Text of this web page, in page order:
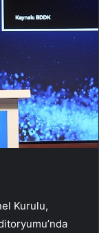
Kurulu,